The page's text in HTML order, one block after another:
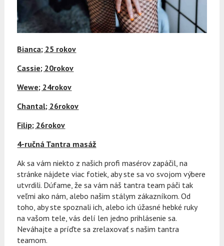
Bianca; 25 rokov
Cassie; 20rokov
Wewe; 24rokov
Chantal; 26rokov
Filip; 26rokov
4-ručná Tantra masáž
Ak sa vám niekto z našich profi masérov zapáčil, na
stránke nájdete viac fotiek, aby ste sa vo svojom výbere
utvrdili. Dúfame, že sa vám náš tantra team páči tak
veľmi ako nám, alebo našim stálym zákazníkom. Od
toho, aby ste spoznali ich, alebo ich úžasné hebké ruky
na vašom tele, vás delí len jedno prihlásenie sa.
Neváhajte a príďte sa zrelaxovať s našim tantra
teamom.